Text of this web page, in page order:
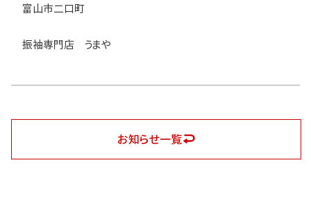
富山市二口町
振袖専門店 うまや
お知らせ一覧